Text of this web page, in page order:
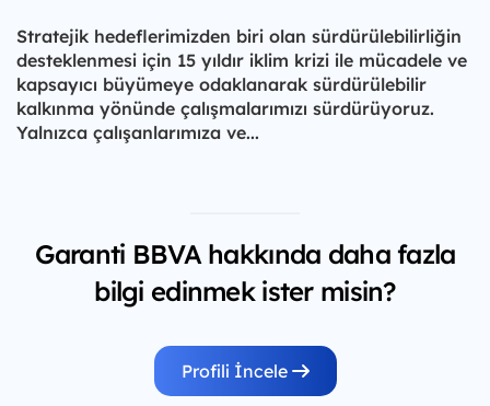
Stratejik hedeflerimizden biri olan sürdürülebilirliğin
desteklenmesi için 15 yıldır iklim krizi ile mücadele ve
kapsayıcı büyümeye odaklanarak sürdürülebilir
kalkınma yönünde çalışmalarımızı sürdürüyoruz.
Yalnızca çalışanlarımıza ve...
Garanti BBVA hakkında daha fazla
bilgi edinmek ister misin?
Profili İncele